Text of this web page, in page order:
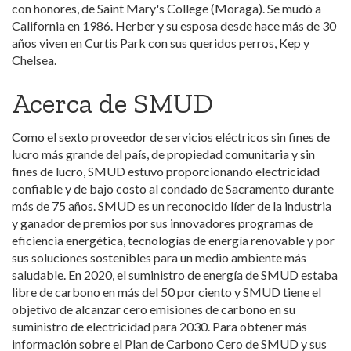
con honores, de Saint Mary's College (Moraga). Se mudó a
California en 1986. Herber y su esposa desde hace más de 30
años viven en Curtis Park con sus queridos perros, Kep y
Chelsea.
Acerca de SMUD
Como el sexto proveedor de servicios eléctricos sin fines de
lucro más grande del país, de propiedad comunitaria y sin
fines de lucro, SMUD estuvo proporcionando electricidad
confiable y de bajo costo al condado de Sacramento durante
más de 75 años. SMUD es un reconocido líder de la industria
y ganador de premios por sus innovadores programas de
eficiencia energética, tecnologías de energía renovable y por
sus soluciones sostenibles para un medio ambiente más
saludable. En 2020, el suministro de energía de SMUD estaba
libre de carbono en más del 50 por ciento y SMUD tiene el
objetivo de alcanzar cero emisiones de carbono en su
suministro de electricidad para 2030. Para obtener más
información sobre el Plan de Carbono Cero de SMUD y sus